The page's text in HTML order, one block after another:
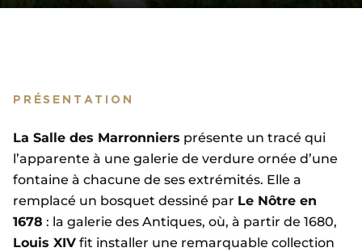
PRÉSENTATION
La Salle des Marronniers présente un tracé qui
l’apparente à une galerie de verdure ornée d’une
fontaine à chacune de ses extrémités. Elle a
remplacé un bosquet dessiné par Le Nôtre en
1678 : la galerie des Antiques, où, à partir de 1680,
Louis XIV fit installer une remarquable collection